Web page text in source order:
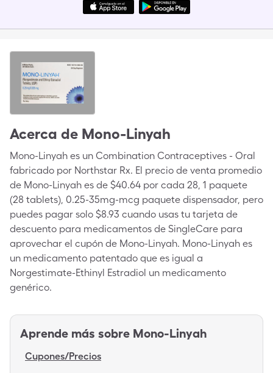
Acerca de Mono-Linyah
Mono-Linyah es un Combination Contraceptives - Oral
fabricado por Northstar Rx. El precio de venta promedio
de Mono-Linyah es de $40.64 por cada 28, 1 paquete
(28 tablets), 0.25-35mg-mcg paquete dispensador, pero
puedes pagar solo $8.93 cuando usas tu tarjeta de
descuento para medicamentos de SingleCare para
aprovechar el cupón de Mono-Linyah. Mono-Linyah es
un medicamento patentado que es igual a
Norgestimate-Ethinyl Estradiol un medicamento
genérico.
Aprende más sobre Mono-Linyah
Cupones/Precios